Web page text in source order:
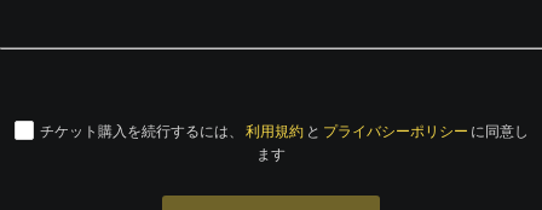
チケット購入を続行するには、 利用規約 と プライバシーポリシー に同意し
ます